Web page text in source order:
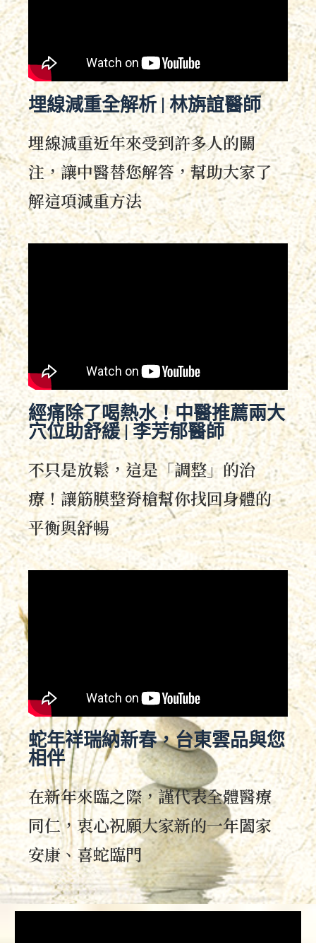
埋線減重全解析 | 林旃誼醫師
埋線減重近年來受到許多人的關
注，讓中醫替您解答，幫助大家了
解這項減重方法
經痛除了喝熱水！中醫推薦兩大
穴位助舒緩 | 李芳郁醫師
不只是放鬆，這是「調整」的治
療！讓筋膜整脊槍幫你找回身體的
平衡與舒暢
蛇年祥瑞納新春，台東雲品與您
相伴
在新年來臨之際，謹代表全體醫療
同仁，衷心祝願大家新的一年闔家
安康、喜蛇臨門